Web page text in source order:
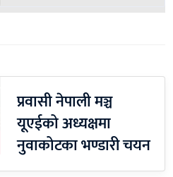
प्रवासी नेपाली मञ्च
यूएईको अध्यक्षमा
नुवाकोटका भण्डारी चयन